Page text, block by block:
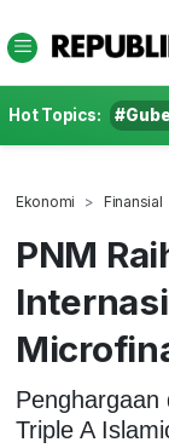
Hot Topics:
Ekonomi Finansial
PNM
Penghargaan
Triple A